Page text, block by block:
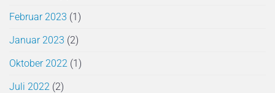
Februar 2023 (1)
Januar 2023 (2)
Oktober 2022 (1)
Juli 2022 (2)